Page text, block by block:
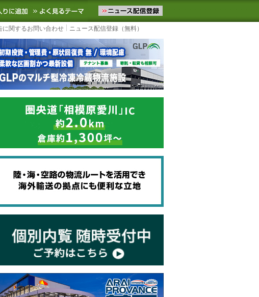
物流ニュースをお届けします。物流ニュースメール配信を登録す
お気に入りに追加 よく見るテーマ
に関するお問い合わせ ニュース配信登録（無料）